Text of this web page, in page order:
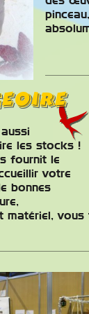
les stocks !
fournit le
votre
bonnes
matériel,
Correctif n°14.1
concours
contenant, outre
nombreuses
depuis la
Canaris de posture.